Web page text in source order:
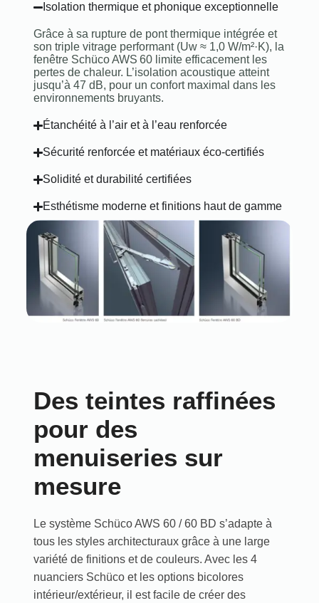
Isolation thermique et phonique exceptionnelle
Grâce à sa rupture de pont thermique intégrée et
son triple vitrage performant (Uw ≈ 1,0 W/m²·K), la
fenêtre Schüco AWS 60 limite efficacement les
pertes de chaleur. L’isolation acoustique atteint
jusqu’à 47 dB, pour un confort maximal dans les
environnements bruyants.
Étanchéité à l’air et à l’eau renforcée
Sécurité renforcée et matériaux éco-certifiés
Solidité et durabilité certifiées
Esthétisme moderne et finitions haut de gamme
Des teintes raffinées
pour des
menuiseries sur
mesure
Le système Schüco AWS 60 / 60 BD s’adapte à
tous les styles architecturaux grâce à une large
variété de finitions et de couleurs. Avec les 4
nuanciers Schüco et les options bicolores
intérieur/extérieur, il est facile de créer des